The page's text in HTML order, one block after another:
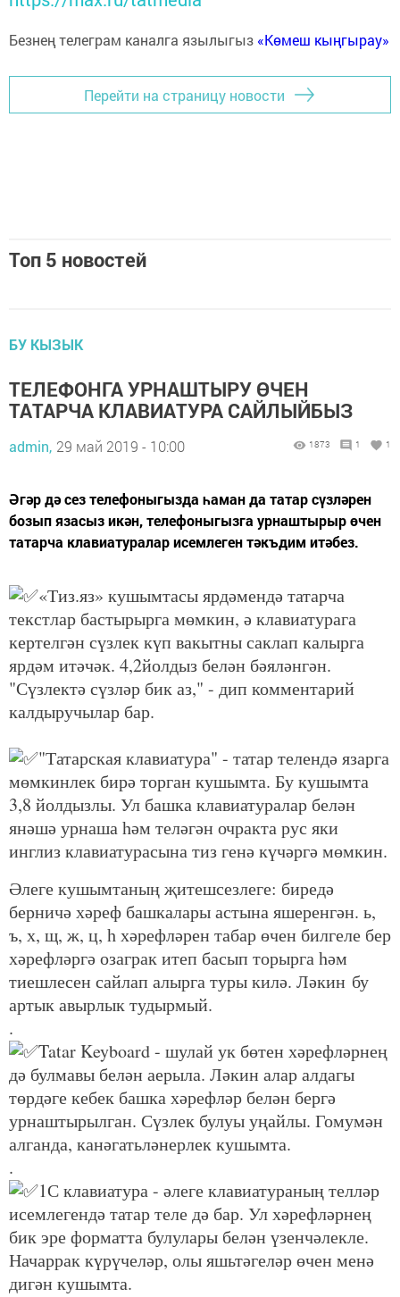
Безнең телеграм каналга язылыгыз «Көмеш кыңгырау»
Перейти на страницу новости
Топ 5 новостей
БУ КЫЗЫК
ТЕЛЕФОНГА УРНАШТЫРУ ӨЧЕН
ТАТАРЧА КЛАВИАТУРА САЙЛЫЙБЫЗ
admin, 29 май 2019 - 10:00 1873 1 1
Әгәр дә сез телефоныгызда һаман да татар сүзләрен
бозып язасыз икән, телефоныгызга урнаштырыр өчен
татарча клавиатуралар исемлеген тәкъдим итәбез.
«Тиз.яз» кушымтасы ярдәмендә татарча
текстлар бастырырга мөмкин, ә клавиатурага
кертелгән сүзлек күп вакытны саклап калырга
ярдәм итәчәк. 4,2йолдыз белән бәяләнгән.
"Сүзлектә сүзләр бик аз," - дип комментарий
калдыручылар бар.
"Татарская клавиатура" - татар телендә язарга
мөмкинлек бирә торган кушымта. Бу кушымта
3,8 йолдызлы. Ул башка клавиатуралар белән
янәшә урнаша һәм теләгән очракта рус яки
инглиз клавиатурасына тиз генә күчәргә мөмкин.
Әлеге кушымтаның җитешсезлеге: биредә
берничә хәреф башкалары астына яшеренгән. ь,
ъ, х, щ, ж, ц, һ хәрефләрен табар өчен билгеле бер
хәрефләргә озаграк итеп басып торырга һәм
тиешлесен сайлап алырга туры килә. Ләкин бу
артык авырлык тудырмый.
.
Tatar Keyboard - шулай ук бөтен хәрефләрнең
дә булмавы белән аерыла. Ләкин алар алдагы
төрдәге кебек башка хәрефләр белән бергә
урнаштырылган. Сүзлек булуы уңайлы. Гомумән
алганда, канәгатьләнерлек кушымта.
.
1С клавиатура - әлеге клавиатураның телләр
исемлегендә татар теле дә бар. Ул хәрефләрнең
бик эре форматта булулары белән үзенчәлекле.
Начаррак күрүчеләр, олы яшьтәгеләр өчен менә
дигән кушымта.